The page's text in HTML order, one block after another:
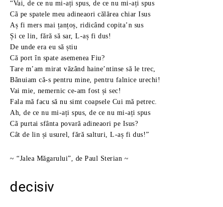
“Vai, de ce nu mi-ați spus, de ce nu mi-ați spus
Cã pe spatele meu adineaori călărea chiar Isus
Aș fi mers mai țanțoș, ridicând copita’n sus
Și ce lin, fără să sar, L-aș fi dus!
De unde era eu să știu
Că port în spate asemenea Fiu?
Tare m’am mirat văzând haine’ntinse să le trec,
Bãnuiam că-s pentru mine, pentru falnice urechi!
Vai mie, nemernic ce-am fost și sec!
Fala mă facu să nu simt coapsele Cui mă petrec.
Ah, de ce nu mi-ați spus, de ce nu mi-ați spus
Cã purtai sfânta povară adineaori pe Isus?
Cât de lin și usurel, fără salturi, L-aș fi dus!”
~ “Jalea Măgarului”, de Paul Sterian ~
decisiv